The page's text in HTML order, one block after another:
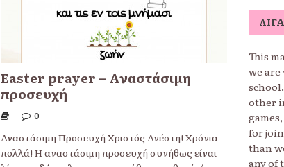
Easter prayer – Αναστάσιμη
προσευχή
0
Αναστάσιμη Προσευχή Χριστός Ανέστη! Χρόνια
πολλά! Η αναστάσιμη προσευχή συνήθως είναι
This
we
other
for
than
any of